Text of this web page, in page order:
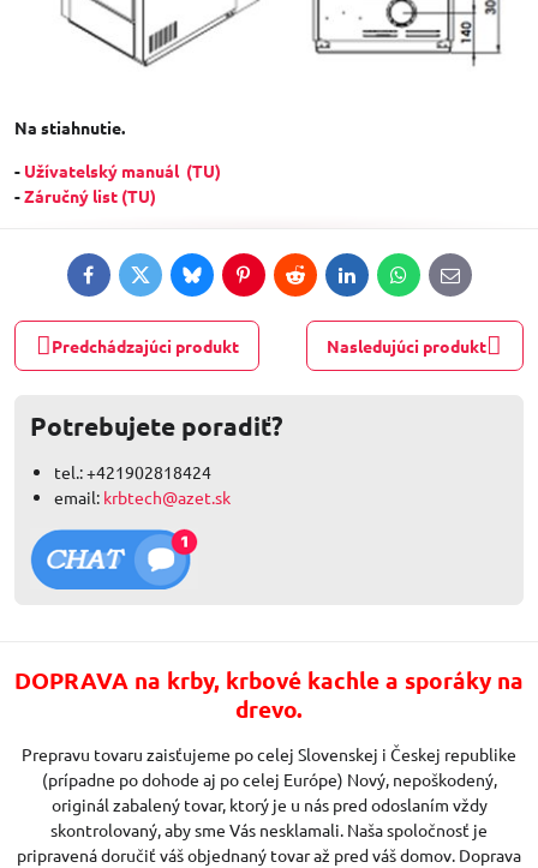
Na stiahnutie.
- Užívatelský manuál (TU)
-Záručný list (TU)
FacebookTwitterBlueskyPinterestRedditLinkedInWhatsApp
E-
mail
Predchádzajúci produkt Nasledujúci produkt
Potrebujete poradiť?
tel.: +421902818424
email: krbtech@azet.sk
DOPRAVA na krby, krbové kachle a sporáky na
drevo.
Prepravu tovaru zaisťujeme po celej Slovenskej i Českej republike
(prípadne po dohode aj po celej Európe) Nový, nepoškodený,
originál zabalený tovar, ktorý je u nás pred odoslaním vždy
skontrolovaný, aby sme Vás nesklamali. Naša spoločnosť je
pripravená doručiť váš objednaný tovar až pred váš domov. Doprava